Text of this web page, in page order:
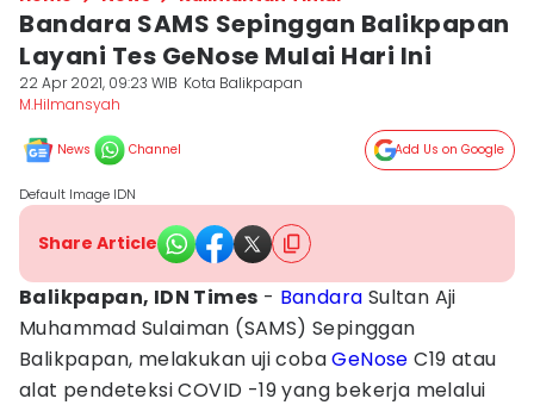
Bandara SAMS Sepinggan Balikpapan
Layani Tes GeNose Mulai Hari Ini
22 Apr 2021, 09:23 WIB Kota Balikpapan
M.Hilmansyah
News Channel Add Us on Google
Default Image IDN
Share Article
Balikpapan, IDN Times - Bandara Sultan Aji
Muhammad Sulaiman (SAMS) Sepinggan
Balikpapan, melakukan uji cobaGeNose C19 atau
alat pendeteksi COVID -19 yang bekerja melalui